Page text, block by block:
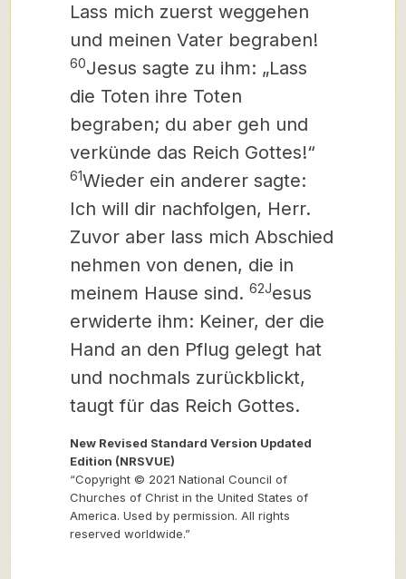
Lass mich zuerst weggehen
und meinen Vater begraben!
60Jesus sagte zu ihm: „Lass
die Toten ihre Toten
begraben; du aber geh und
verkünde das Reich Gottes!“
61Wieder ein anderer sagte:
Ich will dir nachfolgen, Herr.
Zuvor aber lass mich Abschied
nehmen von denen, die in
meinem Hause sind. 62Jesus
erwiderte ihm: Keiner, der die
Hand an den Pflug gelegt hat
und nochmals zurückblickt,
taugt für das Reich Gottes.
New Revised Standard Version Updated
Edition (NRSVUE)
“Copyright © 2021 National Council of
Churches of Christ in the United States of
America. Used by permission. All rights
reserved worldwide.”